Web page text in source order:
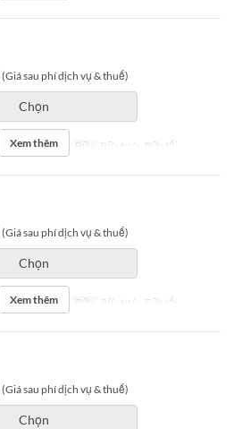
(Giá sau phí dịch vụ & thuế)
Chọn
Thg 1 2024 Bữa Bữa trưa, Bữa tối
Xem thêm
(Giá sau phí dịch vụ & thuế)
Chọn
Thg 1 2024 Bữa Bữa trưa, Bữa tối
Xem thêm
(Giá sau phí dịch vụ & thuế)
Chọn